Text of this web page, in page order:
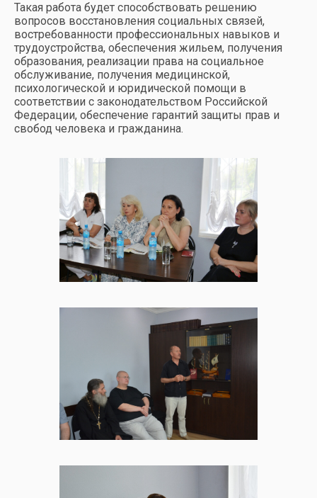
Такая работа будет способствовать решению
вопросов восстановления социальных связей,
востребованности профессиональных навыков и
трудоустройства, обеспечения жильем, получения
образования, реализации права на социальное
обслуживание, получения медицинской,
психологической и юридической помощи в
соответствии с законодательством Российской
Федерации, обеспечение гарантий защиты прав и
свобод человека и гражданина.